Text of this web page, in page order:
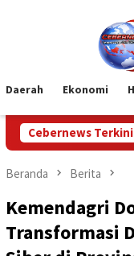
Daerah Ekonomi
Cebernews Terkini
Lintas Dalam
Beranda Berita
Kemendagri
Transformasi